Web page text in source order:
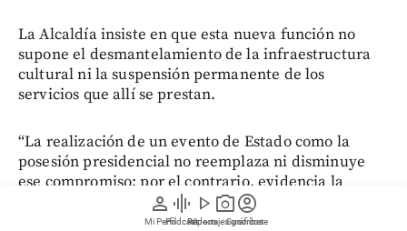
person
Mi Perfil
graphic_eq
Pódcast
play_arrow
Videos
photo_camera
Reportajes gráficos
account_circle
Suscríbete
La Alcaldía insiste en que esta nueva función no
supone el desmantelamiento de la infraestructura
cultural ni la suspensión permanente de los
servicios que allí se prestan.
“La realización de un evento de Estado como la
posesión presidencial no reemplaza ni disminuye
ese compromiso; por el contrario, evidencia la
capacidad de Cali para acoger acontecimientos de
trascendencia nacional mientras fortalece de